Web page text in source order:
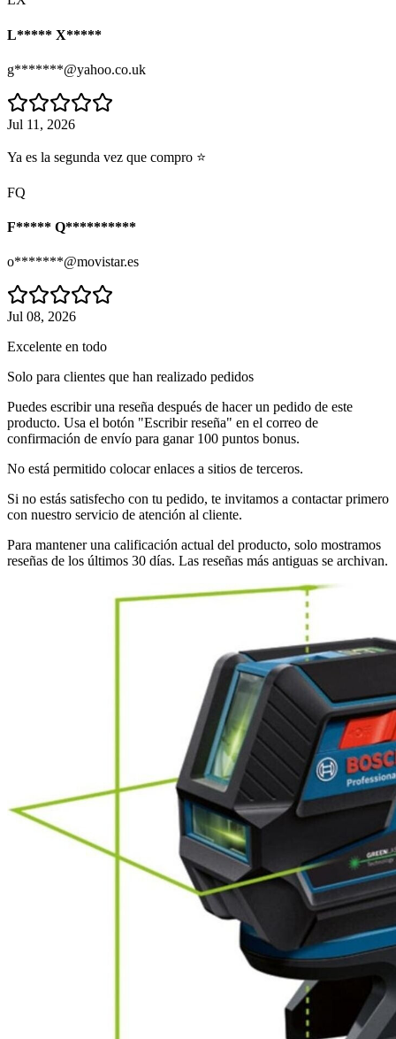
L***** X*****
g*******@yahoo.co.uk
Jul 11, 2026
Ya es la segunda vez que compro ⭐
FQ
F***** Q**********
o*******@movistar.es
Jul 08, 2026
Excelente en todo
Solo para clientes que han realizado pedidos
Puedes escribir una reseña después de hacer un pedido de este
producto. Usa el botón "Escribir reseña" en el correo de
confirmación de envío para ganar 100 puntos bonus.
No está permitido colocar enlaces a sitios de terceros.
Si no estás satisfecho con tu pedido, te invitamos a contactar primero
con nuestro servicio de atención al cliente.
Para mantener una calificación actual del producto, solo mostramos
reseñas de los últimos 30 días. Las reseñas más antiguas se archivan.